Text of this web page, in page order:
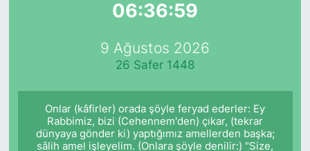
06:36:59
9 Ağustos 2026
26 Safer 1448
Onlar (kâfirler) orada şöyle feryad ederler: Ey
Rabbimiz, bizi (Cehennem'den) çıkar, (tekrar
dünyaya gönder ki) yaptığımız amellerden başka;
sâlih amel işleyelim. (Onlara şöyle denilir:) "Size,
Spor
ŞİRKET HABERLERİ
SAVUNMA SANAYİ
FUAR HABERLERİ